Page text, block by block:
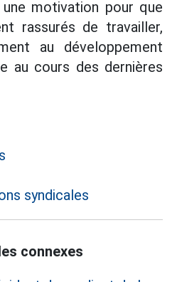
motivation pour que
rassurés de travailler,
au développement
au cours des dernières
syndicales
connexes